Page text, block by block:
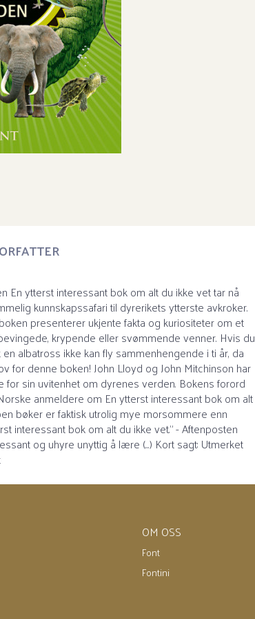
En ytterst interessant bok om alt du ikke vet tar nå
kunnskapssafari til dyrerikets ytterste avkroker.
presenterer ukjente fakta og kuriositeter om et
krypende eller svømmende venner. Hvis du
albatross ikke kan fly sammenhengende i ti år, da
for denne boken! John Lloyd og John Mitchinson har
sin uvitenhet om dyrenes verden. Bokens forord
anmeldere om En ytterst interessant bok om alt
bøker er faktisk utrolig mye morsommere enn
interessant bok om alt du ikke vet." - Aftenposten
og uhyre unyttig å lære (...) Kort sagt: Utmerket
OM OSS
Font
Fontini